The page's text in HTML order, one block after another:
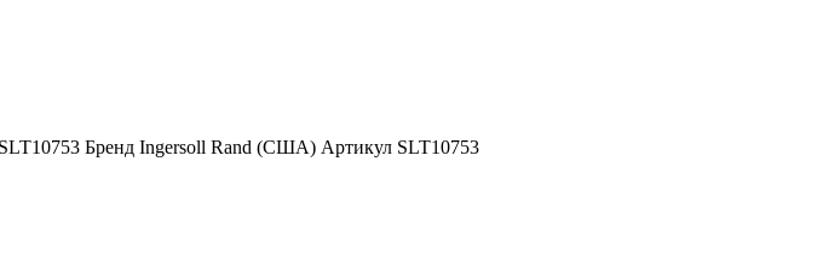
Бренд Ingersoll Rand (США) Артикул SLT10753